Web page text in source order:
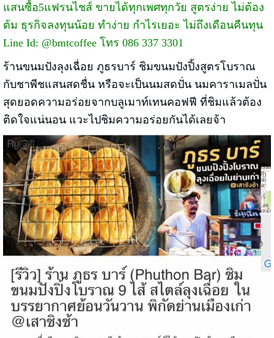
แสนซื้อ5แฟรนไชส์ ขายได้ทุกเพศทุกวัย สูตรง่าย ไม่ต้อง
ต้ม ธุรกิจลงทุนน้อย ทำง่าย กำไรเยอะ ไม่ถึงเดือนคืนทุน
Line Id: @bmtcoffee โทร 086 337 3301
ร้านขนมปังลุงเฉื่อย ภูธรบาร์ ชิมขนมปังปิ้งสูตรโบราณ
กับชาพีชแสนสดชื่น หรือจะเป็นนมสดปั่น นมคาราเมลปั่น
สุดยอดความอร่อยจากบลูเมาท์เทนคอฟฟี ที่ชิมแล้วต้อง
ติดใจแน่นอน แวะไปชิมความอร่อยกันได้เลยจ้า